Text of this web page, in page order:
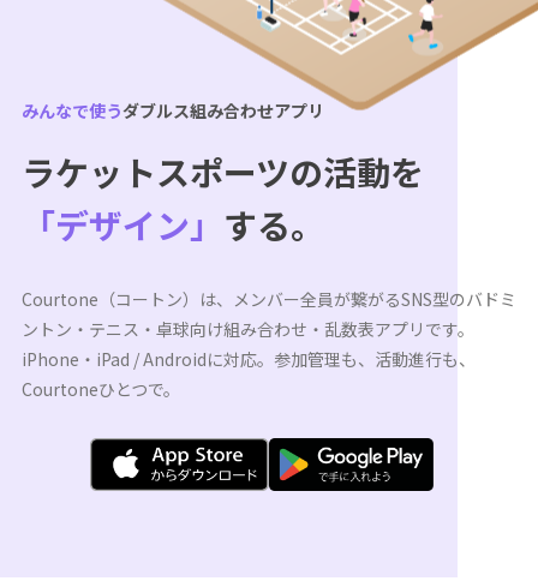
みんなで使うダブルス組み合わせアプリ
ラケットスポーツの活動を
「デザイン」 する。
Courtone（コートン）は、メンバー全員が繋がるSNS型のバドミ
ントン・テニス・卓球向け組み合わせ・乱数表アプリです。
iPhone・iPad / Androidに対応。 参加管理も、活動進行も、
Courtoneひとつで。